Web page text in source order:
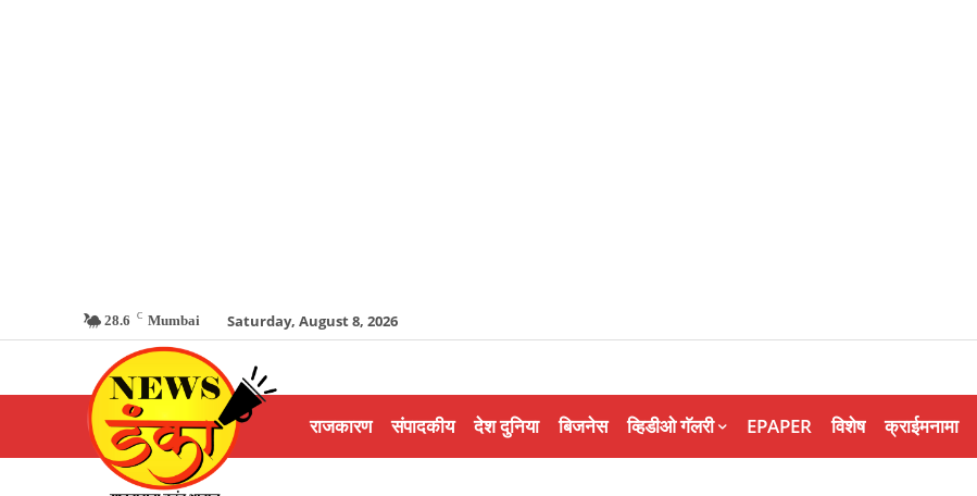
28.6 C Mumbai Saturday, August 8, 2026
राजकारण संपादकीय देश दुनिया बिजनेस व्हिडीओ गॅलरी EPAPER विशेष क्राईमनामा